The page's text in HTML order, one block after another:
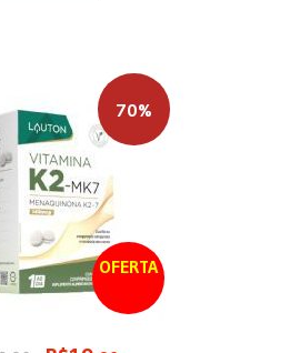
OFERTA
70%